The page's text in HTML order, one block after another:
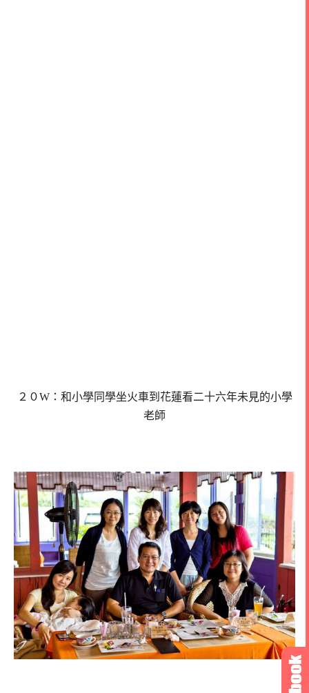
２０W：和小學同學坐火車到花蓮看二十六年未見的小學
老師